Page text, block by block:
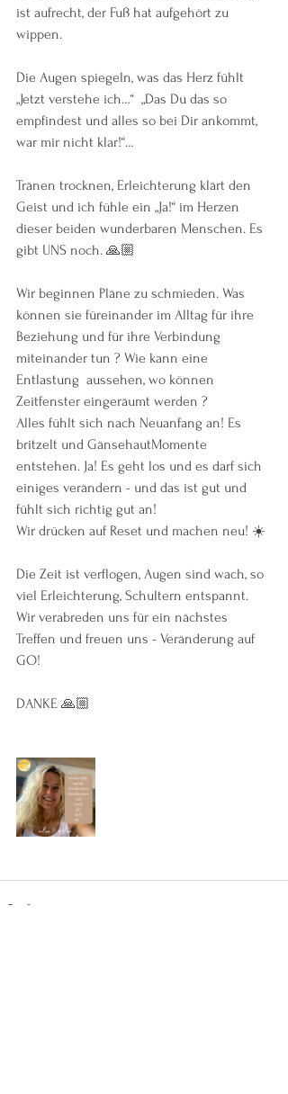
ist aufrecht, der Fuß hat aufgehört zu
wippen.
Die Augen spiegeln, was das Herz fühlt
„Jetzt verstehe ich…“  „Das Du das so
empfindest und alles so bei Dir ankommt,
war mir nicht klar!“…
Tränen trocknen, Erleichterung klärt den
Geist und ich fühle ein „Ja!“ im Herzen
dieser beiden wunderbaren Menschen. Es
gibt UNS noch. 🙏🏼
Wir beginnen Pläne zu schmieden. Was
können sie füreinander im Alltag für ihre
Beziehung und für ihre Verbindung
miteinander tun ? Wie kann eine
Entlastung  aussehen, wo können
Zeitfenster eingeräumt werden ?
Alles fühlt sich nach Neuanfang an! Es
britzelt und GänsehautMomente
entstehen. Ja! Es geht los und es darf sich
einiges verändern - und das ist gut und
fühlt sich richtig gut an!
Wir drücken auf Reset und machen neu! ☀️
Die Zeit ist verflogen, Augen sind wach, so
viel Erleichterung, Schultern entspannt.
Wir verabreden uns für ein nächstes
Treffen und freuen uns - Veränderung auf
GO!
DANKE 🙏🏼